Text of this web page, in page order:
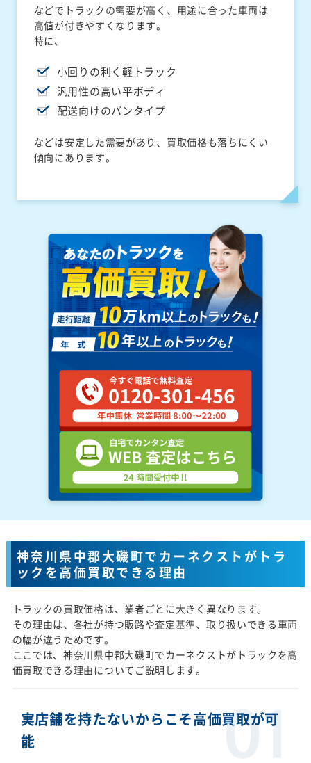
などでトラックの需要が高く、用途に合った車両は
高値が付きやすくなります。
特に、
小回りの利く軽トラック
汎用性の高い平ボディ
配送向けのバンタイプ
などは安定した需要があり、買取価格も落ちにくい
傾向にあります。
神奈川県中郡大磯町でカーネクストがトラ
ックを高価買取できる理由
トラックの買取価格は、業者ごとに大きく異なります。
その理由は、各社が持つ販路や査定基準、取り扱いできる車両
の幅が違うためです。
ここでは、神奈川県中郡大磯町でカーネクストがトラックを高
価買取できる理由についてご説明します。
実店舗を持たないからこそ高価買取が可
能